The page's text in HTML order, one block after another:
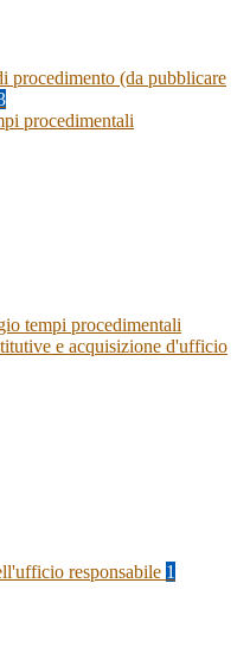
procedimento (da pubblicare
procedimentali
tempi procedimentali
e acquisizione d'ufficio
responsabile 1